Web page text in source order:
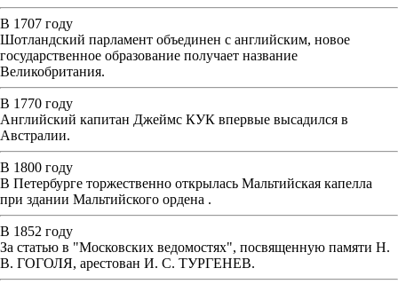
В 1707 году
Шотландский парламент объединен с английским, новое
государственное образование получает название
Великобритания.
В 1770 году
Английский капитан Джеймс КУК впервые высадился в
Австралии.
В 1800 году
В Петербурге торжественно открылась Мальтийская капелла
при здании Мальтийского ордена .
В 1852 году
За статью в "Московских ведомостях", посвященную памяти Н.
В. ГОГОЛЯ, арестован И. С. ТУРГЕНЕВ.